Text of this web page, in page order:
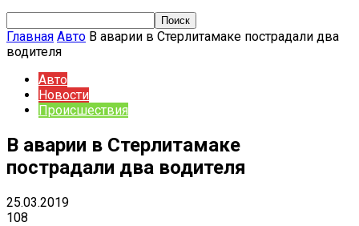
Главная Авто В аварии в Стерлитамаке пострадали два
водителя
Авто
Новости
Происшествия
В аварии в Стерлитамаке
пострадали два водителя
25.03.2019
108